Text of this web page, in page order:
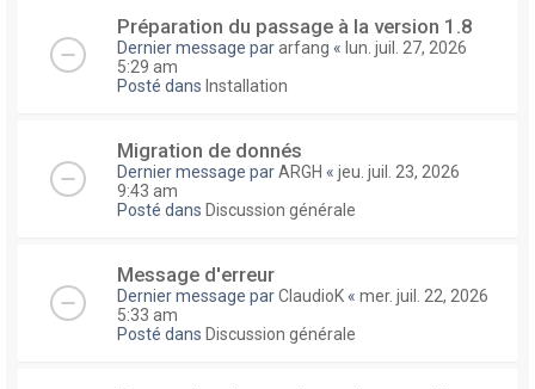
Préparation du passage à la version 1.8
Dernier message pararfang « lun. juil. 27, 2026
5:29 am
Posté dans Installation
Migration de donnés
Dernier message parARGH « jeu. juil. 23, 2026
9:43 am
Posté dans Discussion générale
Message d'erreur
Dernier message parClaudioK « mer. juil. 22, 2026
5:33 am
Posté dans Discussion générale